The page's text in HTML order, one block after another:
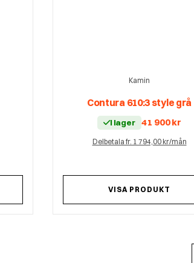
Kamin
Contura 610:3 style grå
I lager 41 900kr
Delbetala fr. 1 794,00 kr/mån
VISA PRODUKT